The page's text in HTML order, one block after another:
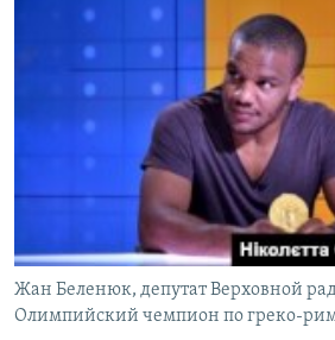
Жан Беленюк, депутат Верховной
Олимпийский чемпион по греко-